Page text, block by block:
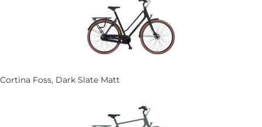
Cortina Foss, Dark Slate Matt